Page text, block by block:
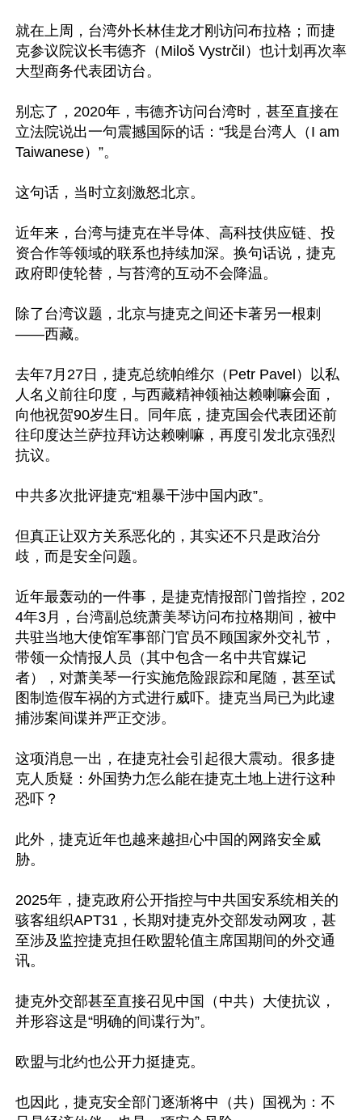
就在上周，台湾外长林佳龙才刚访问布拉格；而捷
克参议院议长韦德齐（Miloš Vystrčil）也计划再次率
大型商务代表团访台。
别忘了，2020年，韦德齐访问台湾时，甚至直接在
立法院说出一句震撼国际的话：“我是台湾人（I am
Taiwanese）”。
这句话，当时立刻激怒北京。
近年来，台湾与捷克在半导体、高科技供应链、投
资合作等领域的联系也持续加深。换句话说，捷克
政府即使轮替，与苔湾的互动不会降温。
除了台湾议题，北京与捷克之间还卡著另一根刺
——西藏。
去年7月27日，捷克总统帕维尔（Petr Pavel）以私
人名义前往印度，与西藏精神领袖达赖喇嘛会面，
向他祝贺90岁生日。同年底，捷克国会代表团还前
往印度达兰萨拉拜访达赖喇嘛，再度引发北京强烈
抗议。
中共多次批评捷克“粗暴干涉中国内政”。
但真正让双方关系恶化的，其实还不只是政治分
歧，而是安全问题。
近年最轰动的一件事，是捷克情报部门曾指控，202
4年3月，台湾副总统萧美琴访问布拉格期间，被中
共驻当地大使馆军事部门官员不顾国家外交礼节，
带领一众情报人员（其中包含一名中共官媒记
者），对萧美琴一行实施危险跟踪和尾随，甚至试
图制造假车祸的方式进行威吓。捷克当局已为此逮
捕涉案间谍并严正交涉。
这项消息一出，在捷克社会引起很大震动。很多捷
克人质疑：外国势力怎么能在捷克土地上进行这种
恐吓？
此外，捷克近年也越来越担心中国的网路安全威
胁。
2025年，捷克政府公开指控与中共国安系统相关的
骇客组织APT31，长期对捷克外交部发动网攻，甚
至涉及监控捷克担任欧盟轮值主席国期间的外交通
讯。
捷克外交部甚至直接召见中国（中共）大使抗议，
并形容这是“明确的间谍行为”。
欧盟与北约也公开力挺捷克。
也因此，捷克安全部门逐渐将中（共）国视为：不